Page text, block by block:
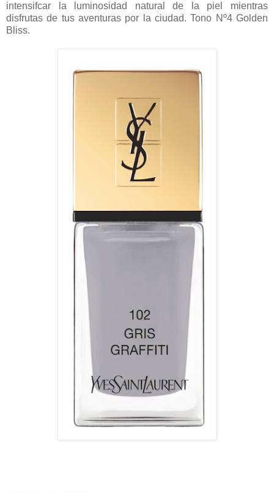
intensifcar la luminosidad natural de la piel mientras
disfrutas de tus aventuras por la ciudad. Tono Nº4 Golden
Bliss.